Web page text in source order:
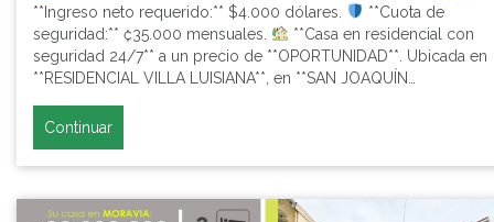
**Ingreso neto requerido:** $4.000 dólares.
**Cuota de
seguridad:** ₡35.000 mensuales.
**Casa en residencial con
seguridad 24/7** a un precio de **OPORTUNIDAD**. Ubicada en
**RESIDENCIAL VILLA LUISIANA**, en **SAN JOAQUÍN…
Continuar